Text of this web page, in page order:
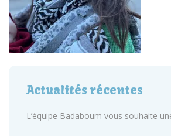
Actualités récentes
L’équipe Badaboum vous souhaite